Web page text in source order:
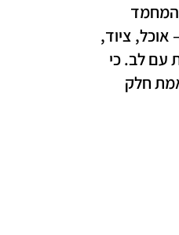
המחמד
ציוד,
עם לב. כי
חלק